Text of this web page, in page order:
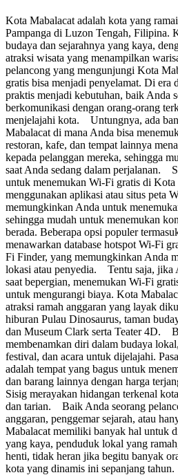
Kota Mabalacat adalah kota yang
Pampanga di Luzon Tengah, Filipina.
budaya dan sejarahnya yang kaya,
atraksi wisata yang menampilkan
pelancong yang mengunjungi Kota
gratis bisa menjadi penyelamat. Di era
praktis menjadi kebutuhan, baik Anda
berkomunikasi dengan orang-orang
menjelajahi kota. Untungnya, ada
Mabalacat di mana Anda bisa
restoran, kafe, dan tempat lainnya
kepada pelanggan mereka, sehingga
saat Anda sedang dalam perjalanan.
untuk menemukan Wi-Fi gratis di Kota
menggunakan aplikasi atau situs peta
memungkinkan Anda untuk
sehingga mudah untuk menemukan
berada. Beberapa opsi populer
menawarkan database hotspot Wi-Fi
Fi Finder, yang memungkinkan Anda
lokasi atau penyedia. Tentu saja, jika
saat bepergian, menemukan Wi-Fi
untuk mengurangi biaya. Kota
atraksi ramah anggaran yang layak
hiburan Pulau Dinosaurus, taman
dan Museum Clark serta Teater 4D.
membenamkan diri dalam budaya
festival, dan acara untuk dijelajahi.
adalah tempat yang bagus untuk
dan barang lainnya dengan harga
Sisig merayakan hidangan terkenal
dan tarian. Baik Anda seorang
anggaran, penggemar sejarah, atau
Mabalacat memiliki banyak hal untuk
yang kaya, penduduk lokal yang
henti, tidak heran jika begitu banyak
kota yang dinamis ini sepanjang tahun.